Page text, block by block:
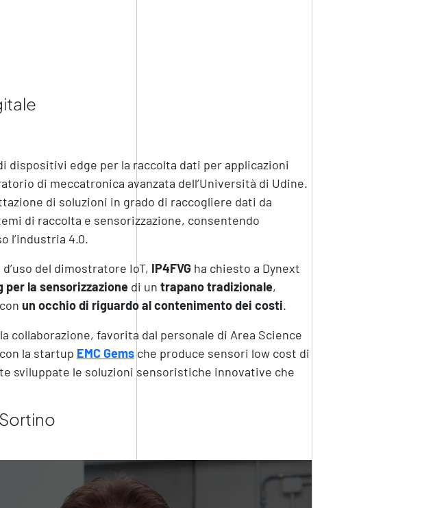
dispositivi edge per la raccolta dati per applicazioni
di meccatronica avanzata dell’Università di Udine.
di soluzioni in grado di raccogliere dati da
di raccolta e sensorizzazione, consentendo
l’industria 4.0.
del dimostratore IoT, IP4FVGha chiesto a Dynext
la sensorizzazionedi un trapano tradizionale,
un occhio di riguardo al contenimento dei costi.
collaborazione, favorita dal personale di Area Science
la startup EMC Gemsche produce sensori low cost di
sviluppate le soluzioni sensoristiche innovative che